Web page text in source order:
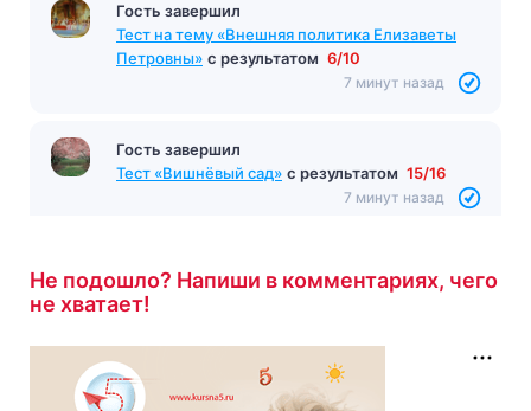
Гость завершил
Тест на тему «Внешняя политика Елизаветы
Петровны» с результатом 6/10
7 минут назад
Гость завершил
Тест «Вишнёвый сад» с результатом 15/16
7 минут назад
Не подошло? Напиши в комментариях, чего
не хватает!